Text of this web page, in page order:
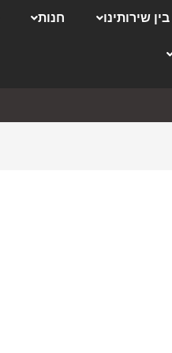
בין שירותינו חנות